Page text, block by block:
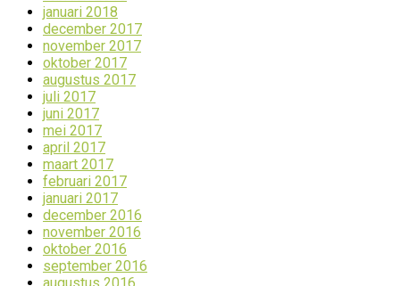
januari 2018
december 2017
november 2017
oktober 2017
augustus 2017
juli 2017
juni 2017
mei 2017
april 2017
maart 2017
februari 2017
januari 2017
december 2016
november 2016
oktober 2016
september 2016